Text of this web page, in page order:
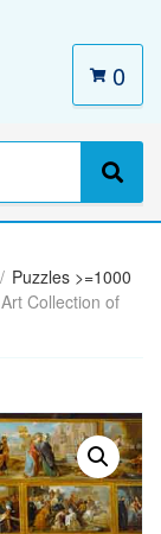
S
e
a
c
h
0
/ Puzzles >=1000
Collection of